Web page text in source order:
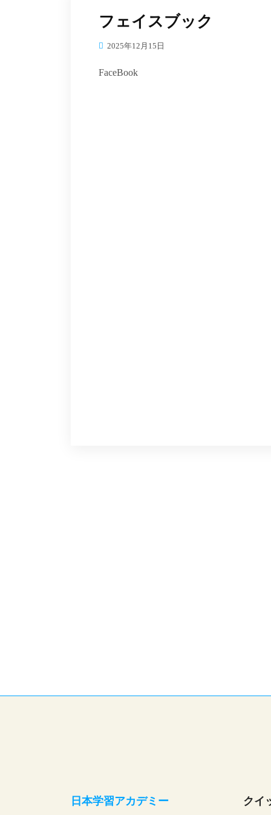
フェイスブック
2025年12月15日
FaceBook
日本学習アカデミー クイ